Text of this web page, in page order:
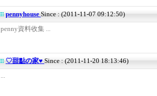
pennyhouse Since : (2011-11-07 09:12:50)
penny資料收集 ...
♡甜點の家♥ Since : (2011-11-20 18:13:46)
...